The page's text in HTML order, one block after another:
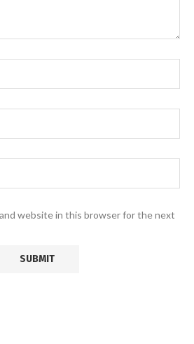
and website in this browser for the next